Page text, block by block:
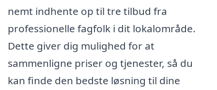
nemt indhente op til tre tilbud fra
professionelle fagfolk i dit lokalområde.
Dette giver dig mulighed for at
sammenligne priser og tjenester, så du
kan finde den bedste løsning til dine